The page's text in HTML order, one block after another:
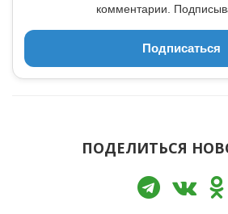
комментарии.
Подписаться
ПОДЕЛИТЬСЯ